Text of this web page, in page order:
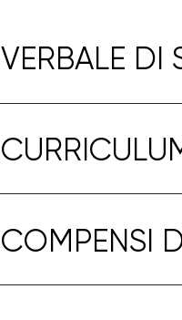
VERBALE DI
COMPENSI